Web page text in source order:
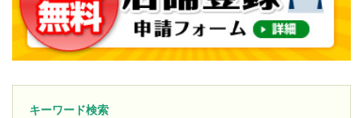
キーワード検索